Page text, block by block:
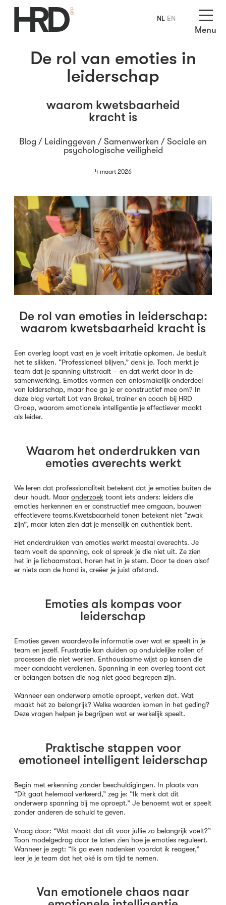
Menu
De rol van emoties in
leiderschap
waarom kwetsbaarheid
kracht is
Blog / Leidinggeven / Samenwerken / Sociale en
psychologische veiligheid
4 maart 2026
De rol van emoties in leiderschap:
waarom kwetsbaarheid kracht is
Een overleg loopt vast en je voelt irritatie opkomen. Je besluit
het te slikken. “Professioneel blijven,” denk je. Toch merkt je
team dat je spanning uitstraalt – en dat werkt door in de
samenwerking. Emoties vormen een onlosmakelijk onderdeel
van leiderschap, maar hoe ga je er constructief mee om? In
deze blog vertelt Lot van Brakel, trainer en coach bij HRD
Groep, waarom emotionele intelligentie je effectiever maakt
als leider.
Waarom het onderdrukken van
emoties averechts werkt
We leren dat professionaliteit betekent dat je emoties buiten de
deur houdt. Maar onderzoek toont iets anders: leiders die
emoties herkennen en er constructief mee omgaan, bouwen
effectievere teams.Kwetsbaarheid tonen betekent niet “zwak
zijn”, maar laten zien dat je menselijk en authentiek bent.
Het onderdrukken van emoties werkt meestal averechts. Je
team voelt de spanning, ook al spreek je die niet uit. Ze zien
het in je lichaamstaal, horen het in je stem. Door te doen alsof
er niets aan de hand is, creëer je juist afstand.
Emoties als kompas voor
leiderschap
Emoties geven waardevolle informatie over wat er speelt in je
team en jezelf. Frustratie kan duiden op onduidelijke rollen of
processen die niet werken. Enthousiasme wijst op kansen die
meer aandacht verdienen. Spanning in een overleg toont dat
er belangen botsen die nog niet goed begrepen zijn.
Wanneer een onderwerp emotie oproept, verken dat. Wat
maakt het zo belangrijk? Welke waarden komen in het geding?
Deze vragen helpen je begrijpen wat er werkelijk speelt.
Praktische stappen voor
emotioneel intelligent leiderschap
Begin met erkenning zonder beschuldigingen. In plaats van
“Dit gaat helemaal verkeerd,” zeg je: “Ik merk dat dit
onderwerp spanning bij me oproept.” Je benoemt wat er speelt
zonder anderen de schuld te geven.
Vraag door: “Wat maakt dat dit voor jullie zo belangrijk voelt?”
Toon modelgedrag door te laten zien hoe je emoties reguleert.
Wanneer je zegt: “Ik ga even nadenken voordat ik reageer,”
leer je je team dat het oké is om tijd te nemen.
Van emotionele chaos naar
NL EN